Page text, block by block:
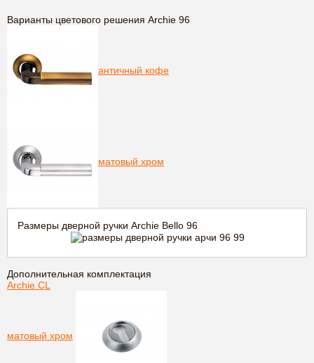
Варианты цветового решения Archie 96
античный кофе
матовый хром
Размеры дверной ручки Archie Bello 96
Дополнительная комплектация
Archie CL
матовый хром